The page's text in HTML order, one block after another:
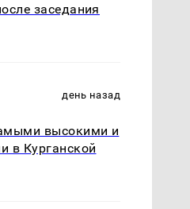
заседания
день назад
высокими и
в Курганской